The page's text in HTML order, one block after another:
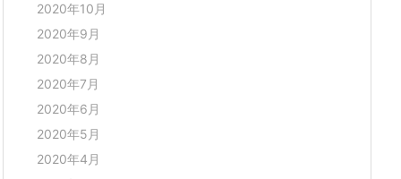
2020年10月
2020年9月
2020年8月
2020年7月
2020年6月
2020年5月
2020年4月